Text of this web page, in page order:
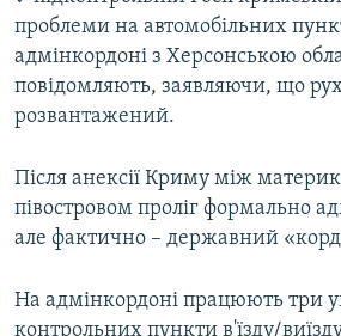
проблеми на автомобільних
адмінкордоні з Херсонською
повідомляють, заявляючи, що
розвантажений.
Після анексії Криму між
півостровом проліг формально
але фактично – державний
На адмінкордоні працюють три
контрольних пункти в'їзду/